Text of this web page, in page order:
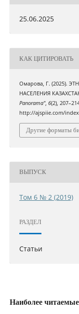
25.06.2025
КАК ЦИТИРОВАТЬ
Омарова, Г. (2025).
НАСЕЛЕНИЯ
Panorama", 6(2),
http://ajspiie.com/
Другие форматы
ВЫПУСК
Том 6 № 2 (2019)
РАЗДЕЛ
Статьи
Наиболее читаемые